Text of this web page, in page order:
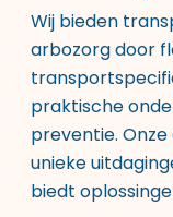
Wij bieden
arbozorg door
praktische
preventie.
unieke
biedt